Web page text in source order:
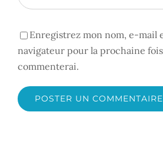
Enregistrez mon nom, e-mail
navigateur pour la prochaine
commenterai.